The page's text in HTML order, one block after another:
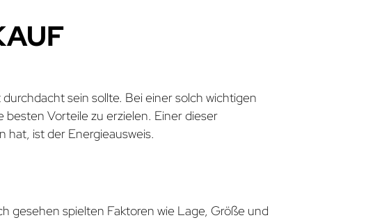
sein sollte. Bei einer solch wichtigen
Vorteile zu erzielen. Einer dieser
ist der Energieausweis.
gesehen spielten Faktoren wie Lage, Größe und